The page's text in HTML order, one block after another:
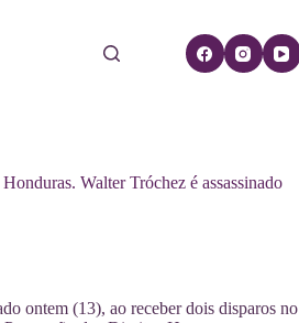
Walter Tróchez é assassinado
ontem (13), ao receber dois disparos no